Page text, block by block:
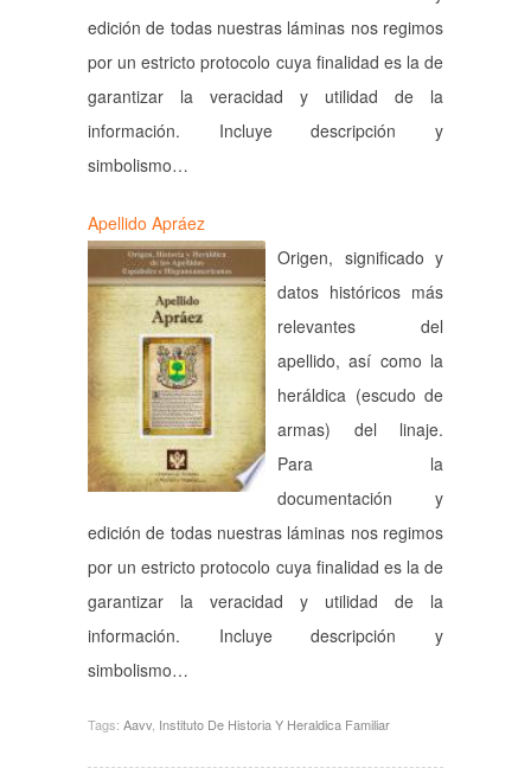
edición de todas nuestras láminas nos regimos
por un estricto protocolo cuya finalidad es la de
garantizar la veracidad y utilidad de la
información. Incluye descripción y
simbolismo…
Apellido Apráez
Origen, significado y
datos históricos más
relevantes del
apellido, así como la
heráldica (escudo de
armas) del linaje.
Para la
documentación y
edición de todas nuestras láminas nos regimos
por un estricto protocolo cuya finalidad es la de
garantizar la veracidad y utilidad de la
información. Incluye descripción y
simbolismo…
Tags: Aavv Instituto De Historia Y Heraldica Familiar